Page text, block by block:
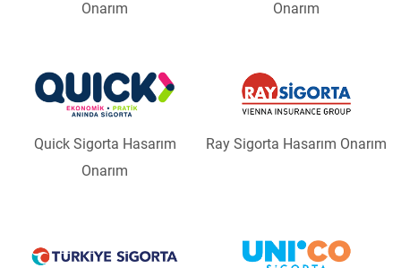
Onarım
Onarım
Quick Sigorta Hasarım
Onarım
Ray Sigorta Hasarım Onarım